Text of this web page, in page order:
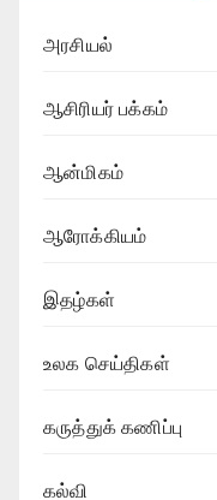
அரசியல்
ஆசிரியர் பக்கம்
ஆன்மிகம்
ஆரோக்கியம்
இதழ்கள்
உலக செய்திகள்
கருத்துக் கணிப்பு
கல்வி